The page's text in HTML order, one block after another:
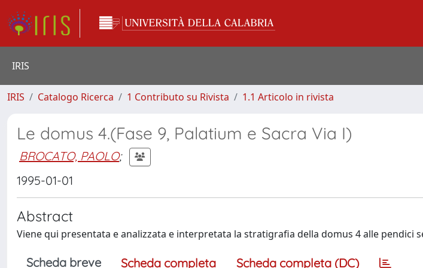
IRIS
IRIS Catalogo Ricerca 1 Contributo su Rivista 1.1 Articolo in rivista
Le domus 4.(Fase 9, Palatium e Sacra Via I)
BROCATO, PAOLO;
1995-01-01
Abstract
Viene qui presentata e analizzata e interpretata la stratigrafia della domus 4 alle pendici
Scheda breve Scheda completa Scheda completa (DC)